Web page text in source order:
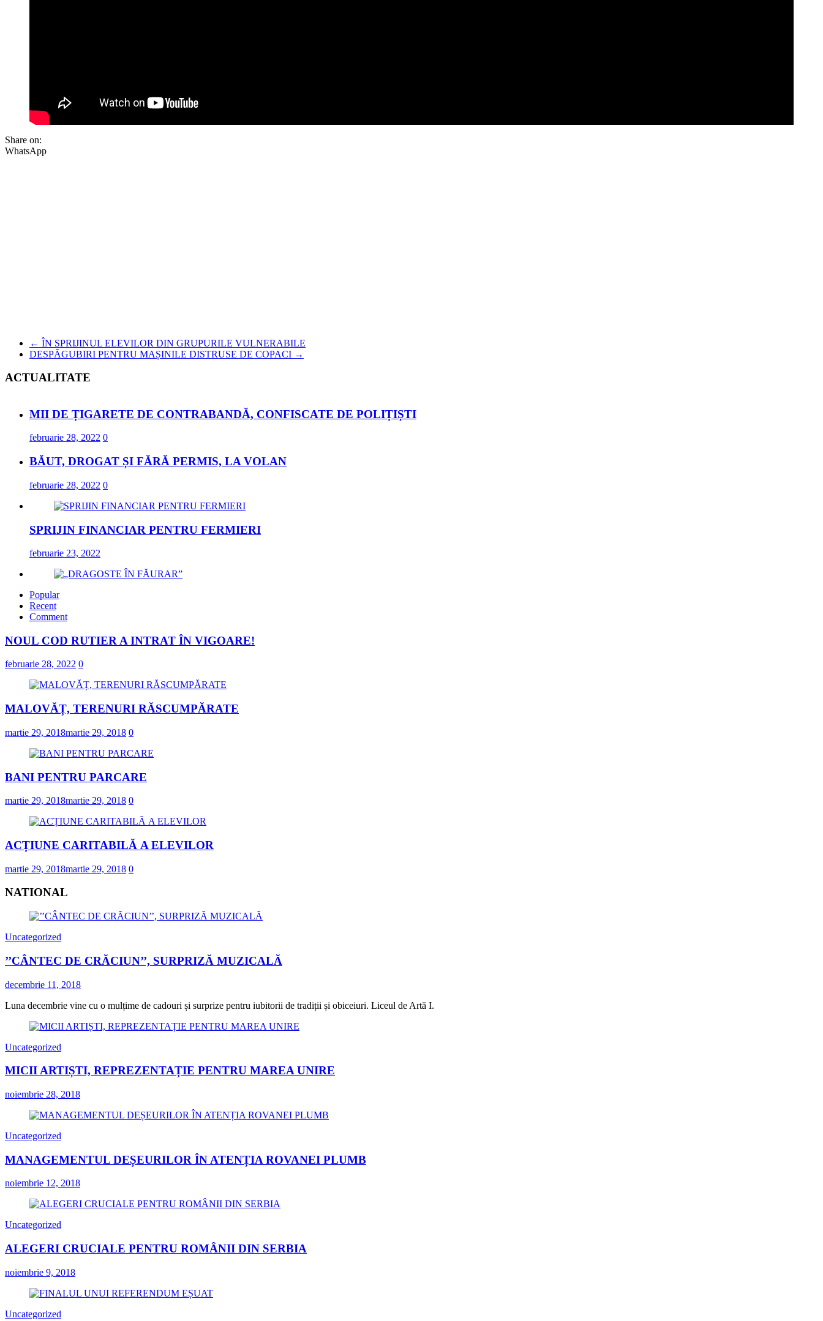
Share on:
WhatsApp
← ÎN SPRIJINUL ELEVILOR DIN GRUPURILE VULNERABILE
DESPĂGUBIRI PENTRU MAȘINILE DISTRUSE DE COPACI →
ACTUALITATE
MII DE ȚIGARETE DE CONTRABANDĂ, CONFISCATE DE POLIȚIȘTI
februarie 28, 2022 0
BĂUT, DROGAT ȘI FĂRĂ PERMIS, LA VOLAN
februarie 28, 2022 0
SPRIJIN FINANCIAR PENTRU FERMIERI
februarie 23, 2022
„DRAGOSTE ÎN FĂURAR”
februarie 23, 2022
NOUL COD RUTIER A INTRAT ÎN VIGOARE!
februarie 28, 2022
Popular
Recent
Comment
NOUL COD RUTIER A INTRAT ÎN VIGOARE!
februarie 28, 2022 0
MALOVĂȚ, TERENURI RĂSCUMPĂRATE
martie 29, 2018martie 29, 2018 0
BANI PENTRU PARCARE
martie 29, 2018martie 29, 2018 0
ACȚIUNE CARITABILĂ A ELEVILOR
martie 29, 2018martie 29, 2018 0
NATIONAL
Uncategorized
’’CÂNTEC DE CRĂCIUN’’, SURPRIZĂ MUZICALĂ
decembrie 11, 2018
Luna decembrie vine cu o mulțime de cadouri și surprize pentru iubitorii de tradiții și obiceiuri. Liceul de Artă I.
Uncategorized
MICII ARTIȘTI, REPREZENTAȚIE PENTRU MAREA UNIRE
noiembrie 28, 2018
Uncategorized
MANAGEMENTUL DEȘEURILOR ÎN ATENȚIA ROVANEI PLUMB
noiembrie 12, 2018
Uncategorized
ALEGERI CRUCIALE PENTRU ROMÂNII DIN SERBIA
noiembrie 9, 2018
Uncategorized